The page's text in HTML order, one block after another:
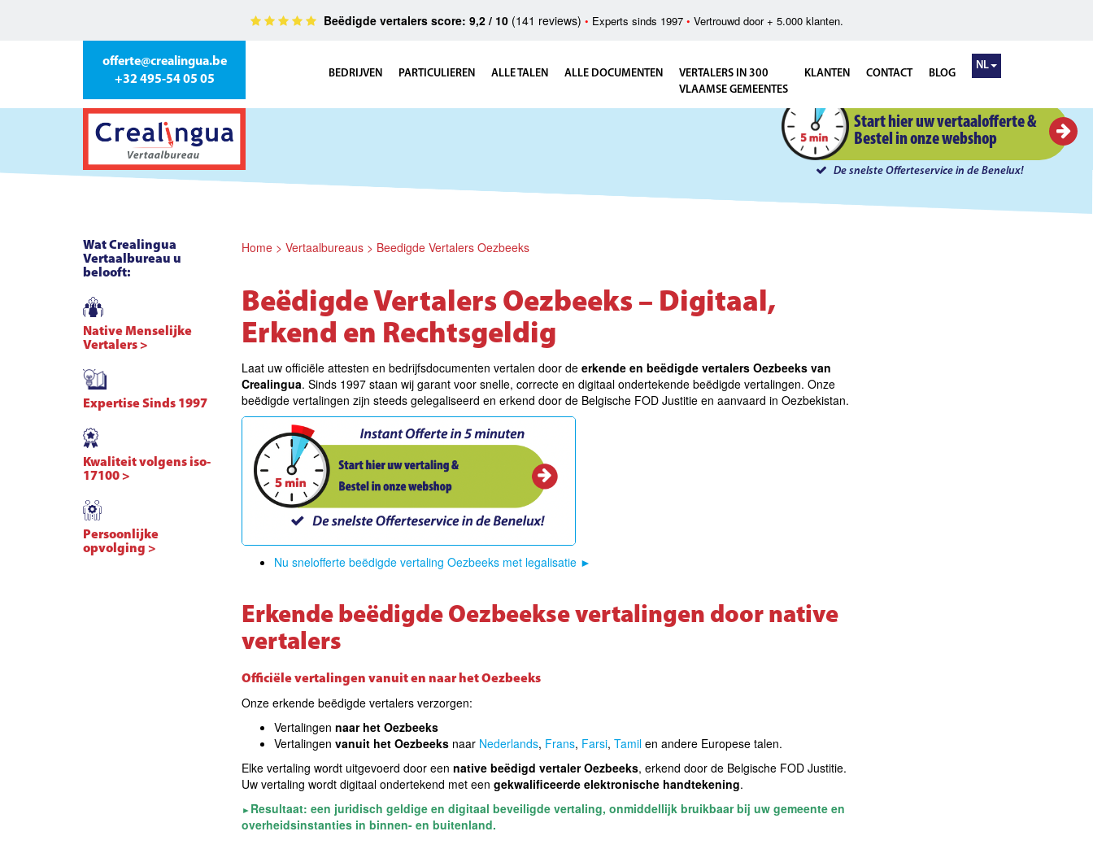
Beëdigde vertalers score: 9,2 / 10(141 reviews) • Experts sinds 1997 • Vertrouwd door + 5.000 klanten.
offerte@crealingua.be
+32 495-54 05 05
BEDRIJVEN PARTICULIEREN ALLE TALEN ALLE DOCUMENTEN
VERTALERS IN 300
VLAAMSE GEMEENTES
KLANTEN CONTACT BLOG
NL
Start hier uw vertaalofferte &
Bestel in onze webshop
De snelste Offerteservice in de Benelux!
Wat Crealingua
Vertaalbureau u
belooft:
Native Menselijke
Vertalers >
Expertise Sinds 1997
Kwaliteit volgens iso-
17100 >
Persoonlijke
opvolging >
Home > Vertaalbureaus > Beedigde Vertalers Oezbeeks
Beëdigde Vertalers Oezbeeks – Digitaal,
Erkend en Rechtsgeldig
Laat uw officiële attesten en bedrijfsdocumenten vertalen door de erkende en beëdigde vertalers Oezbeeks van
Crealingua. Sinds 1997 staan wij garant voor snelle, correcte en digitaal ondertekende beëdigde vertalingen. Onze
beëdigde vertalingen zijn steeds gelegaliseerd en erkend door de Belgische FOD Justitie en aanvaard in Oezbekistan.
Nu snelofferte beëdigde vertaling Oezbeeks met legalisatie ►
Erkende beëdigde Oezbeekse vertalingen door native
vertalers
Officiële vertalingen vanuit en naar het Oezbeeks
Onze erkende beëdigde vertalers verzorgen:
Vertalingen naar het Oezbeeks
Vertalingen vanuit het Oezbeeks naar Nederlands, Frans, Farsi, Tamil en andere Europese talen.
Elke vertaling wordt uitgevoerd door een native beëdigd vertaler Oezbeeks, erkend door de Belgische FOD Justitie.
Uw vertaling wordt digitaal ondertekend met een gekwalificeerde elektronische handtekening.
►Resultaat: een juridisch geldige en digitaal beveiligde vertaling, onmiddellijk bruikbaar bij uw gemeente en
overheidsinstanties in binnen- en buitenland.